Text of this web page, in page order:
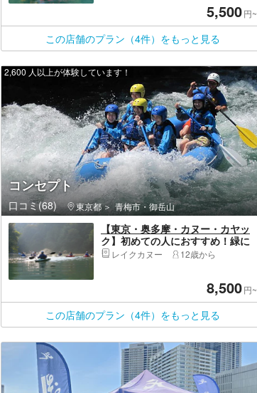
5,500円~
この店舗のプラン（4件）をもっと見る
コンセプト
口コミ(68) 東京都 青梅市・御岳山
2,600 人以上が体験しています！
【東京・奥多摩・カヌー・カヤッ
ク】初めての人におすすめ！緑に
囲まれながらゆったり楽しもう！
レイクカヌー 12歳から
8,500円~
この店舗のプラン（4件）をもっと見る